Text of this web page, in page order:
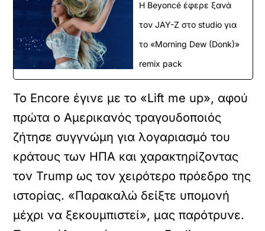
Η Beyoncé έφερε ξανά
τον JAY-Z στο studio για
το «Morning Dew (Donk)»
remix pack
Το Encore έγινε με το «Lift me up», αφού
πρώτα ο Αμερικανός τραγουδοποιός
ζήτησε συγγνώμη για λογαριασμό του
κράτους των ΗΠΑ και χαρακτηρίζοντας
τον Trump ως τον χειρότερο πρόεδρο της
ιστορίας. «Παρακαλώ δείξτε υπομονή
μέχρι να ξεκουμπιστεί», μας παρότρυνε.